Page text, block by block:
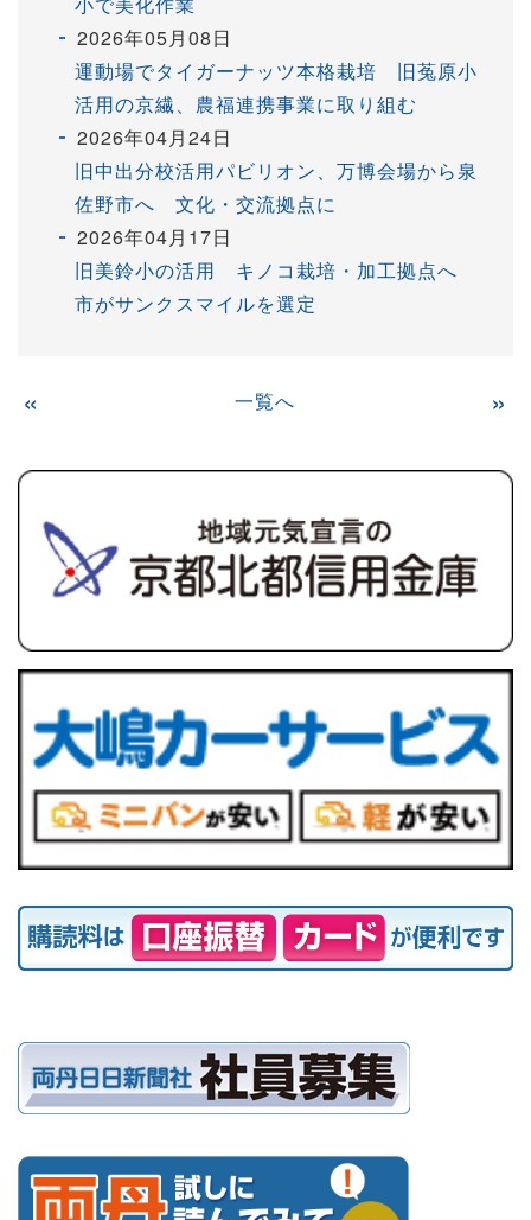
2026年05月08日
運動場でタイガーナッツ本格栽培 旧菟原小
活用の京繊、農福連携事業に取り組む
2026年04月24日
旧中出分校活用パビリオン、万博会場から泉
佐野市へ 文化・交流拠点に
2026年04月17日
旧美鈴小の活用 キノコ栽培・加工拠点へ
市がサンクスマイルを選定
« 一覧へ